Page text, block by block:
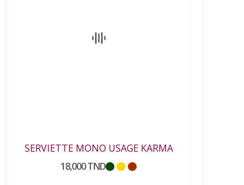
SERVIETTE MONO USAGE KARMA
18,000 TND